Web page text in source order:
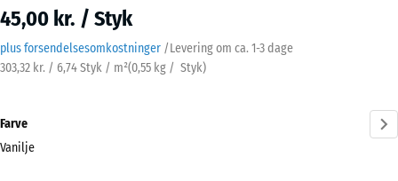
45,00 kr. / Styk
plus forsendelsesomkostninger /Levering om ca. 1-3 dage
303,32 kr. / 6,74 Styk / m²(0,55 kg / Styk)
Farve
Vanilje